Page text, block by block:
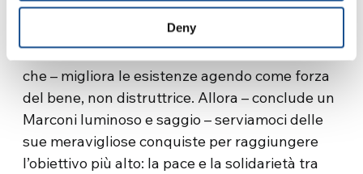
Deny
Lo scenziato e inventore a cui dobbiamo per
certi versi anche la nascita di internet,
definisce la «vera scienza – come la materia
che – migliora le esistenze agendo come forza
del bene, non distruttrice. Allora – conclude un
Marconi luminoso e saggio – serviamoci delle
sue meravigliose conquiste per raggiungere
l’obiettivo più alto: la pace e la solidarietà tra